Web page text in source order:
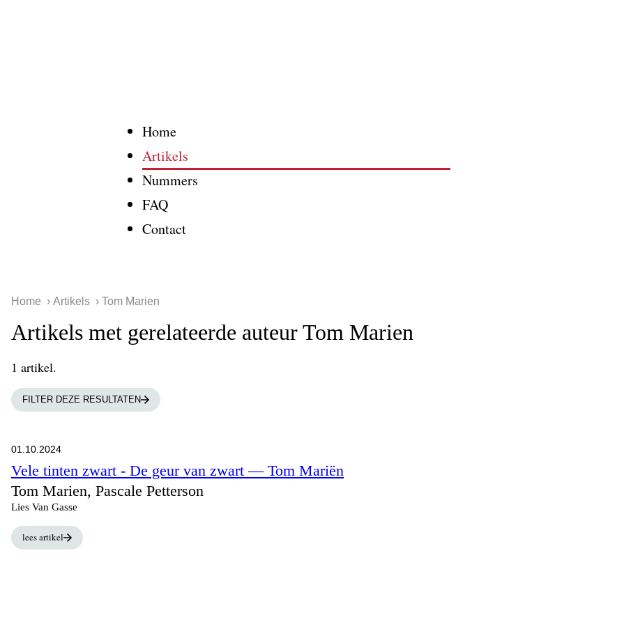
Home
Artikels
Nummers
FAQ
Contact
Home Artikels Tom Marien
Artikels met gerelateerde auteur Tom Marien
1 artikel.
FILTER DEZE RESULTATEN
01.10.2024
Vele tinten zwart - De geur van zwart — Tom Mariën
Tom Marien, Pascale Petterson
Lies Van Gasse
lees artikel